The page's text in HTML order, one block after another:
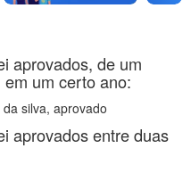
aprovados, de um
um certo ano:
silva, aprovado
aprovados entre duas